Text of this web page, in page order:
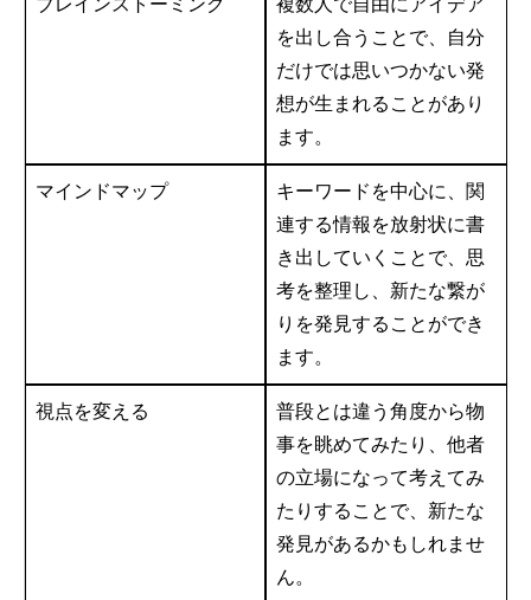
ブレインストーミング
複数人で自由にアイデア
を出し合うことで、自分
だけでは思いつかない発
想が生まれることがあり
ます。
マインドマップ
キーワードを中心に、関
連する情報を放射状に書
き出していくことで、思
考を整理し、新たな繋が
りを発見することができ
ます。
視点を変える
普段とは違う角度から物
事を眺めてみたり、他者
の立場になって考えてみ
たりすることで、新たな
発見があるかもしれませ
ん。